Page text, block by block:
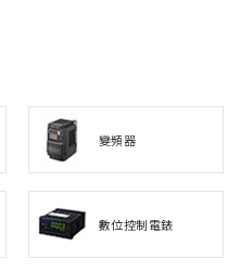
變頻器
數位控制電錶